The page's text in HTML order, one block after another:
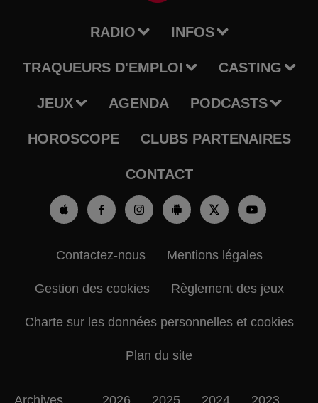
RADIO INFOS
TRAQUEURS D'EMPLOI CASTING
JEUX AGENDA PODCASTS
HOROSCOPE CLUBS PARTENAIRES
CONTACT
Contactez-nous Mentions légales
Gestion des cookies Règlement des jeux
Charte sur les données personnelles et cookies
Plan du site
Archives 2026 2025 2024 2023